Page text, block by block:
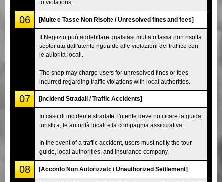
to violations.
06 [Multe e Tasse Non Risolte / Unresolved fines and fees]
Il Negozio può addebitare qualsiasi multa o tassa non risolta
sostenuta dall'utente riguardo alle violazioni del traffico con
le autorità locali.
The shop may charge users for unresolved fines or fees
incurred regarding traffic violations with local authorities.
07 [Incidenti Stradali / Traffic Accidents]
In caso di incidente stradale, l'utente deve notificare la guida
turistica, le autorità locali e la compagnia assicurativa.
In the event of a traffic accident, users must notify the tour
guide, local authorities, and insurance company.
08 [Accordo Non Autorizzato / Unauthorized Settlement]